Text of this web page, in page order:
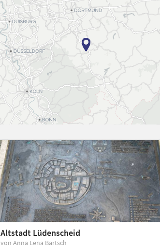
Altstadt Lüdenscheid
von Anna Lena Bartsch